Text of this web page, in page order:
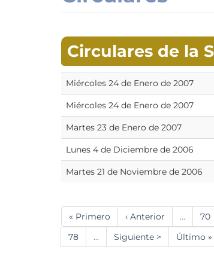
Circulares de la
Miércoles 24 de Enero de 2007
Miércoles 24 de Enero de 2007
Martes 23 de Enero de 2007
Lunes 4 de Diciembre de 2006
Martes 21 de Noviembre de 2006
Paginación
Primera
página
« Primero
Página
anterior
‹ Anterior … 70
Página
78 …
Siguiente
página
Siguiente >
Última
página
Último »